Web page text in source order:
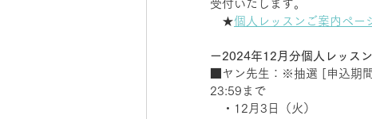
受付いたします。
★個人レッスンご案内ペー
ー2024年12月分個人レッス
■ヤン先生：※抽選 [申込期
23:59まで
・12月3日（火）